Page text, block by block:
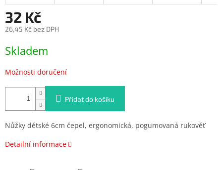
32 Kč
26,45 Kč bez DPH
cena:
Skladem
Možnosti doručení
Přidat do košíku
Nůžky dětské 6cm čepel, ergonomická, pogumovaná rukověť
Detailní informace